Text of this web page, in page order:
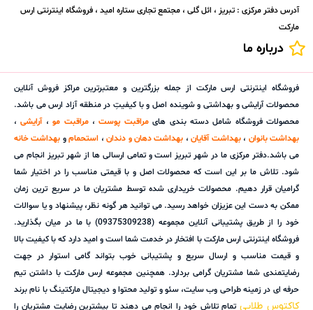
آدرس دفتر مرکزی : تبریز ، ائل گلی ، مجتمع تجاری ستاره امید ، فروشگاه اینترنتی ارس
مارکت
درباره ما
فروشگاه اینترنتی ارس مارکت از جمله بزرگترین و معتبرترین مراکز فروش آنلاین
محصولات آرایشی و بهداشتی و شوینده اصل و با کیفیتِ در منطقه آزاد ارس می باشد.
محصولات فروشگاه شامل دسته بندی هایمراقبت پوست،مراقبت مو،آرایشی،
بهداشت بانوان ،بهداشت آقایان، بهداشت دهان و دندان، استحمامو بهداشت خانه
می باشد.دفتر مرکزی ما در شهر تبریز است و تمامی ارسالی ها از شهر تبریز انجام می
شود. تلاش ما بر این است که محصولات اصل و با قیمتی مناسب را در اختیار شما
گرامیان قرار دهیم. محصولات خریداری شده توسط مشتریان ما در سریع ترین زمان
ممکن به دست این عزیزان خواهد رسید. می توانید هر گونه نظر، پیشنهاد و یا سوالات
خود را از طریق پشتیبانی آنلاین مجموعه (09375309238) با ما در میان بگذارید.
فروشگاه اینترنتی ارس مارکت با افتخار در خدمت شما است و امید دارد که با کیفیت بالا
و قیمت مناسب و ارسال سریع و پشتیبانی خوب بتواند گامی استوار در جهت
رضایتمندی شما مشتریان گرامی بردارد. همچنین مجموعه ارس مارکت با داشتن تیم
حرفه ای در زمینه طراحی وب سایت، سئو و تولید محتوا و دیجیتال مارکتینگ با نام برند
کاکتوس طلاییتمام تلاش خود را انجام می دهند تا بیشترین رضایت مشتریان را